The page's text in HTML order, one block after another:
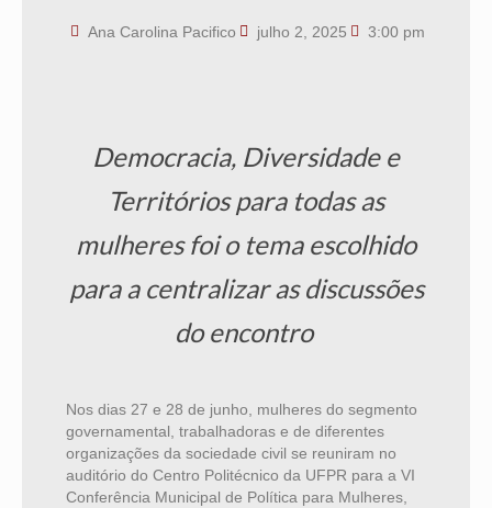
Ana Carolina Pacifico julho 2, 2025 3:00 pm
Democracia, Diversidade e
Territórios para todas as
mulheres foi o tema escolhido
para a centralizar as discussões
do encontro
Nos dias 27 e 28 de junho, mulheres do segmento
governamental, trabalhadoras e de diferentes
organizações da sociedade civil se reuniram no
auditório do Centro Politécnico da UFPR para a VI
Conferência Municipal de Política para Mulheres,